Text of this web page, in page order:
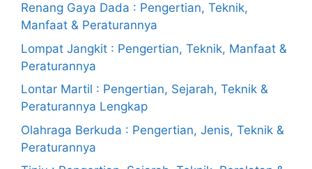
Renang Gaya Dada : Pengertian, Teknik,
Manfaat & Peraturannya
Lompat Jangkit : Pengertian, Teknik, Manfaat &
Peraturannya
Lontar Martil : Pengertian, Sejarah, Teknik &
Peraturannya Lengkap
Olahraga Berkuda : Pengertian, Jenis, Teknik &
Peraturannya